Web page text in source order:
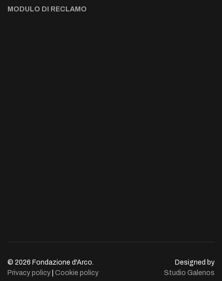
MODULO DI RECLAMO
© 2026 Fondazione d'Arco.
Privacy policy Cookie policy
Designed by
Studio Galenos